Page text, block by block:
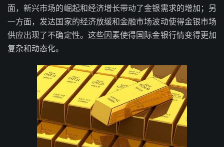
面，新兴市场的崛起和经济增长带动了金银需求的增加；另
一方面，发达国家的经济放缓和金融市场波动使得金银市场
供应出现了不确定性。这些因素使得国际金银行情变得更加
复杂和动态化。